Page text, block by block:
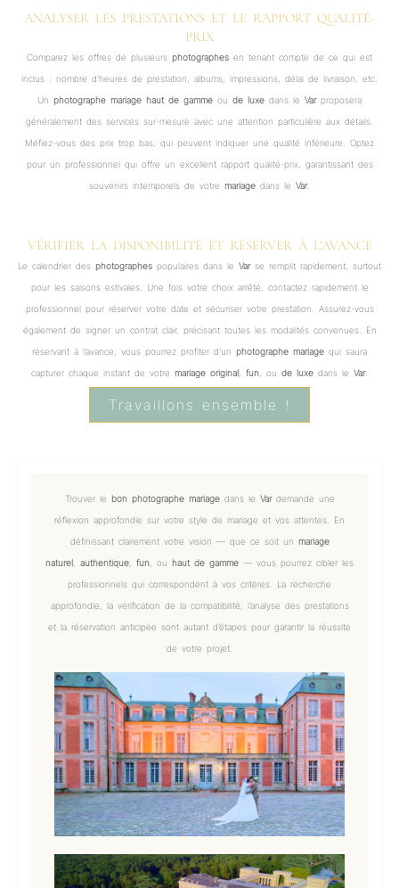
ANALYSER LES PRESTATIONS ET LE RAPPORT QUALITÉ-
PRIX
Comparez les offres de plusieurs photographes en tenant compte de ce qui est
inclus : nombre d’heures de prestation, albums, impressions, délai de livraison, etc.
Un photographe mariage haut de gamme ou de luxe dans le Varproposera
généralement des services sur-mesure avec une attention particulière aux détails.
Méfiez-vous des prix trop bas, qui peuvent indiquer une qualité inférieure. Optez
pour un professionnel qui offre un excellent rapport qualité-prix, garantissant des
souvenirs intemporels de votre mariage dans le Var.
VÉRIFIER LA DISPONIBILITÉ ET RÉSERVER À L’AVANCE
Le calendrier des photographes populaires dans le Varse remplit rapidement, surtout
pour les saisons estivales. Une fois votre choix arrêté, contactez rapidement le
professionnel pour réserver votre date et sécuriser votre prestation. Assurez-vous
également de signer un contrat clair, précisant toutes les modalités convenues. En
réservant à l’avance, vous pourrez profiter d’un photographe mariage qui saura
capturer chaque instant de votre mariage original fun , ou de luxe dans le Var.
Travaillons ensemble !
Trouver le bon photographe mariagedans le Vardemande une
réflexion approfondie sur votre style de mariage et vos attentes. En
définissant clairement votre vision — que ce soit un mariage
naturel, authentique, fun, ou haut de gamme — vous pourrez cibler les
professionnels qui correspondent à vos critères. La recherche
approfondie, la vérification de la compatibilité, l’analyse des prestations
et la réservation anticipée sont autant d’étapes pour garantir la réussite
de votre projet.